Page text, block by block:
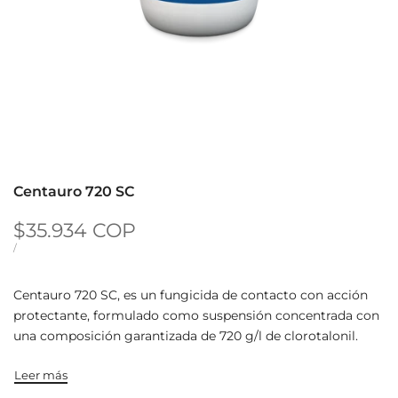
Centauro 720 SC
Precio de oferta
$35.934 COP
PRECIO UNITARIO
/POR
Centauro 720 SC, es un fungicida de contacto con acción
protectante, formulado como suspensión concentrada con
una composición garantizada de 720 g/l de clorotalonil.
Leer más